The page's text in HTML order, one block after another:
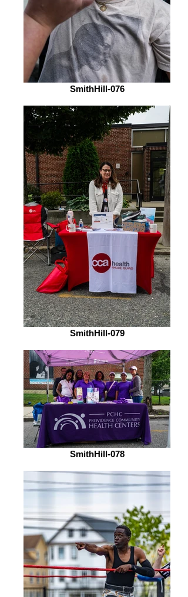
SmithHill-076
SmithHill-079
SmithHill-078